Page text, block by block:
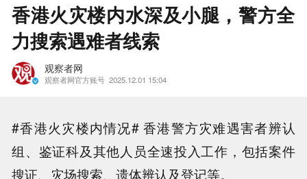
香港火灾楼内水深及小腿，警方全
力搜索遇难者线索
观察者网
观察者网官方账号 2025.12.01 15:04
#香港火灾楼内情况# 香港警方灾难遇害者辨认
组、鉴证科及其他人员全速投入工作，包括案件
搜证、灾场搜索、遗体辨认及登记等。